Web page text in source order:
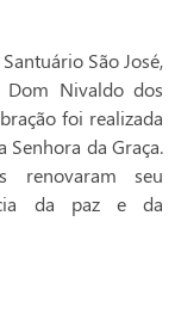
São José,
Dom Nivaldo dos
foi realizada
Senhora da Graça.
renovaram seu
da paz e da